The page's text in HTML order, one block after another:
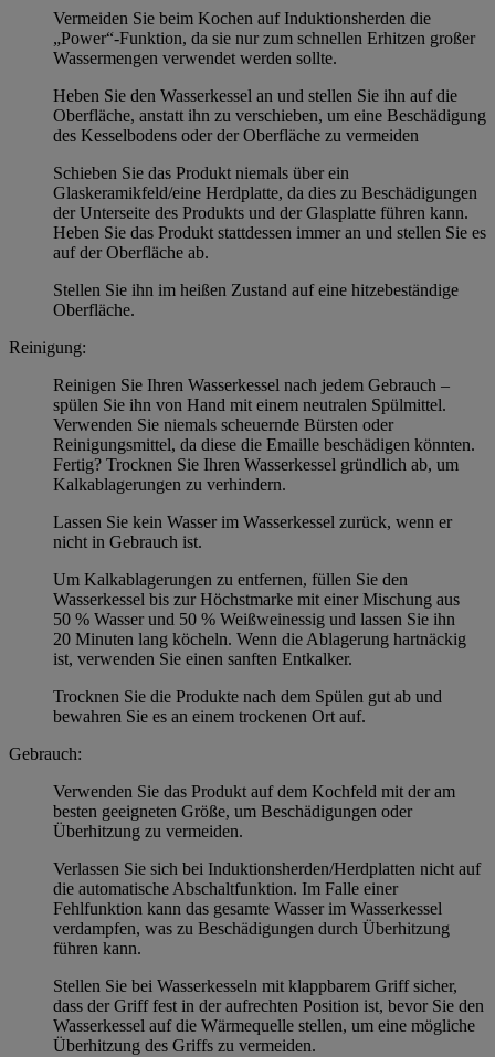
Vermeiden Sie beim Kochen auf Induktionsherden die
„Power“-Funktion, da sie nur zum schnellen Erhitzen großer
Wassermengen verwendet werden sollte.
Heben Sie den Wasserkessel an und stellen Sie ihn auf die
Oberfläche, anstatt ihn zu verschieben, um eine Beschädigung
des Kesselbodens oder der Oberfläche zu vermeiden
Schieben Sie das Produkt niemals über ein
Glaskeramikfeld/eine Herdplatte, da dies zu Beschädigungen
der Unterseite des Produkts und der Glasplatte führen kann.
Heben Sie das Produkt stattdessen immer an und stellen Sie es
auf der Oberfläche ab.
Stellen Sie ihn im heißen Zustand auf eine hitzebeständige
Oberfläche.
Reinigung:
Reinigen Sie Ihren Wasserkessel nach jedem Gebrauch –
spülen Sie ihn von Hand mit einem neutralen Spülmittel.
Verwenden Sie niemals scheuernde Bürsten oder
Reinigungsmittel, da diese die Emaille beschädigen könnten.
Fertig? Trocknen Sie Ihren Wasserkessel gründlich ab, um
Kalkablagerungen zu verhindern.
Lassen Sie kein Wasser im Wasserkessel zurück, wenn er
nicht in Gebrauch ist.
Um Kalkablagerungen zu entfernen, füllen Sie den
Wasserkessel bis zur Höchstmarke mit einer Mischung aus
50 % Wasser und 50 % Weißweinessig und lassen Sie ihn
20 Minuten lang köcheln. Wenn die Ablagerung hartnäckig
ist, verwenden Sie einen sanften Entkalker.
Trocknen Sie die Produkte nach dem Spülen gut ab und
bewahren Sie es an einem trockenen Ort auf.
Gebrauch:
Verwenden Sie das Produkt auf dem Kochfeld mit der am
besten geeigneten Größe, um Beschädigungen oder
Überhitzung zu vermeiden.
Verlassen Sie sich bei Induktionsherden/Herdplatten nicht auf
die automatische Abschaltfunktion. Im Falle einer
Fehlfunktion kann das gesamte Wasser im Wasserkessel
verdampfen, was zu Beschädigungen durch Überhitzung
führen kann.
Stellen Sie bei Wasserkesseln mit klappbarem Griff sicher,
dass der Griff fest in der aufrechten Position ist, bevor Sie den
Wasserkessel auf die Wärmequelle stellen, um eine mögliche
Überhitzung des Griffs zu vermeiden.